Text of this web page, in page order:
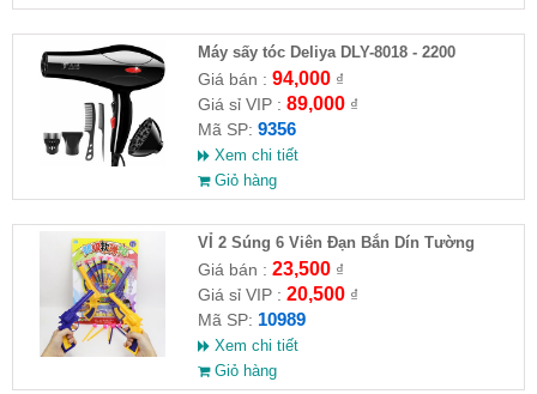
Máy sấy tóc Deliya DLY-8018 - 2200
Giá bán : 94,000₫
Giá sỉ VIP : 89,000₫
Mã SP: 9356
Xem chi tiết
Giỏ hàng
VỈ 2 Súng 6 Viên Đạn Bắn Dín Tường
Giá bán : 23,500₫
Giá sỉ VIP : 20,500₫
Mã SP: 10989
Xem chi tiết
Giỏ hàng